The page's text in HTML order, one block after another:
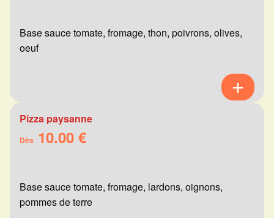
Base sauce tomate, fromage, thon, poivrons, olives,
oeuf
Pizza paysanne
Dès 10.00 €
Base sauce tomate, fromage, lardons, oignons,
pommes de terre